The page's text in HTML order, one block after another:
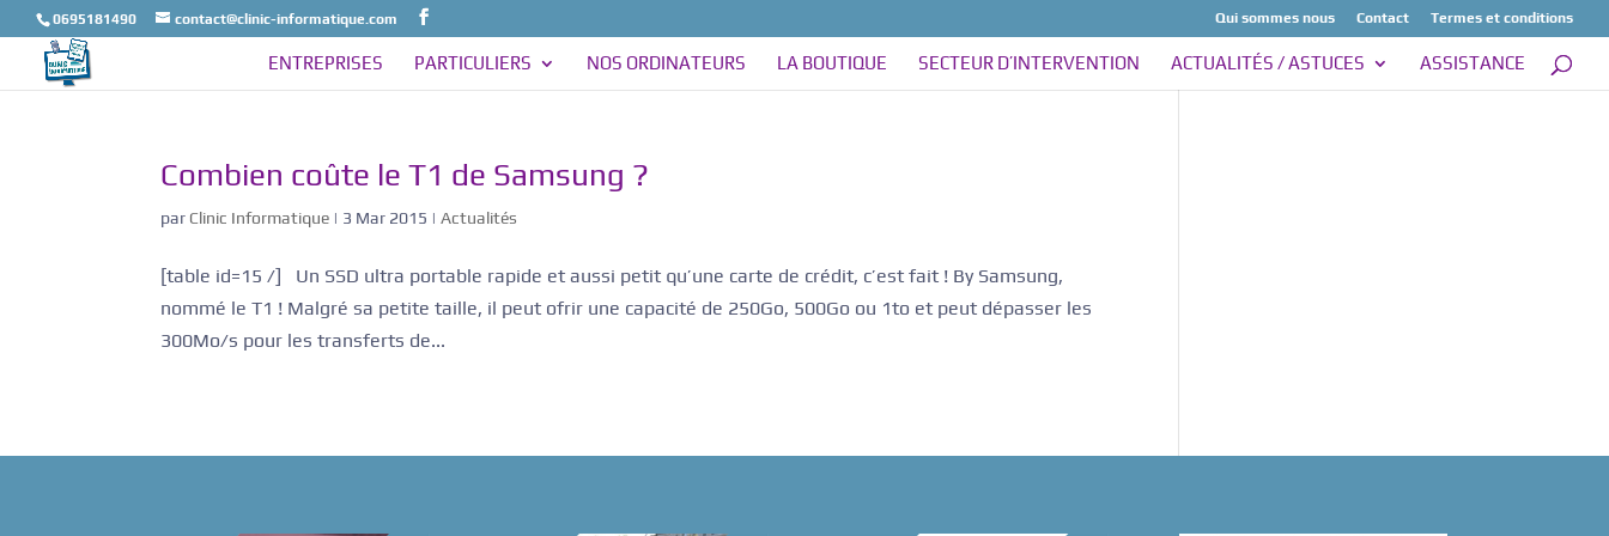
0695181490 contact@clinic-informatique.com Qui sommes nous Contact Termes et conditions
ENTREPRISES PARTICULIERS NOS ORDINATEURS LA BOUTIQUE SECTEUR D’INTERVENTION ACTUALITÉS / ASTUCES ASSISTANCE
Combien coûte le T1 de Samsung ?
par Clinic Informatique | 3 Mar 2015 |Actualités
[table id=15 /] Un SSD ultra portable rapide et aussi petit qu’une carte de crédit, c’est fait ! By Samsung,
nommé le T1 ! Malgré sa petite taille, il peut ofrir une capacité de 250Go, 500Go ou 1to et peut dépasser les
300Mo/s pour les transferts de...